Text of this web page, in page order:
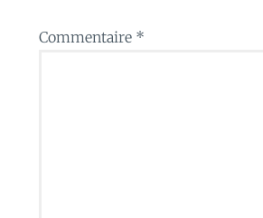
Commentaire *